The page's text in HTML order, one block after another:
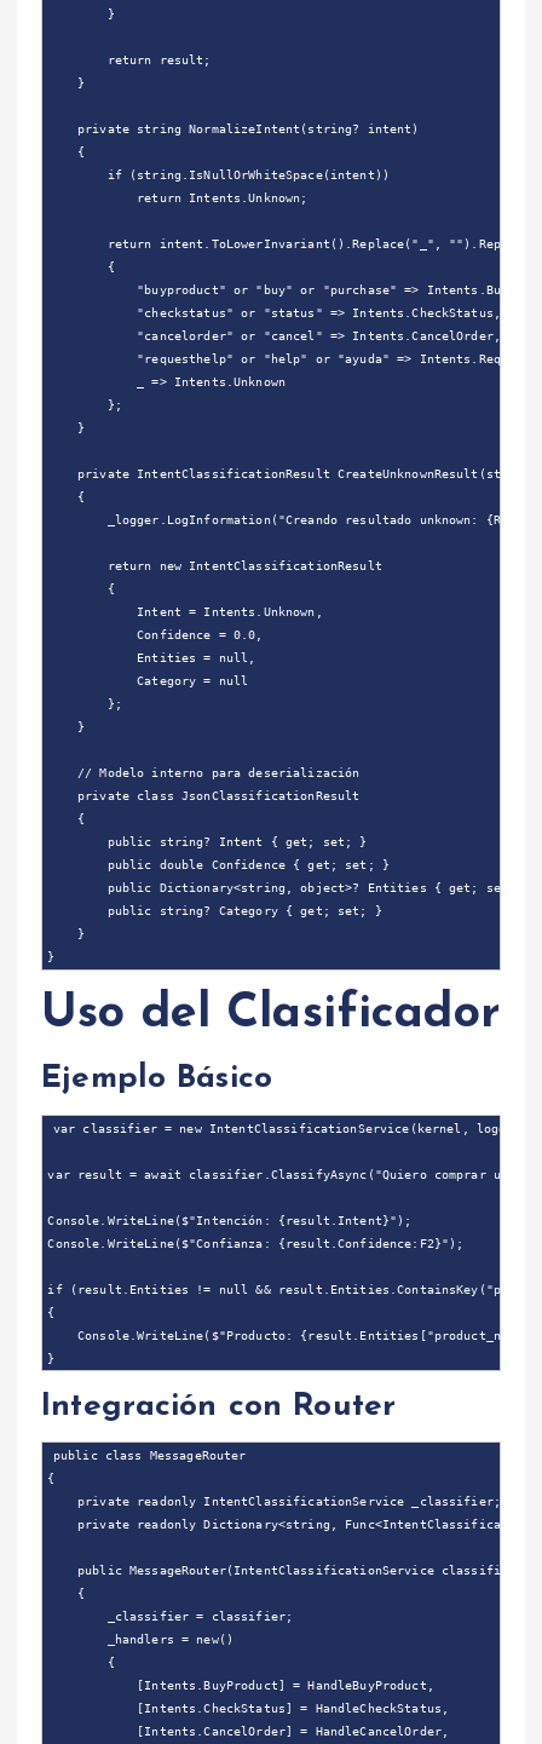
        }
        return result;
    }
    private string NormalizeIntent(string? intent)
    {
        if (string.IsNullOrWhiteSpace(intent))
            return Intents.Unknown;
return intent.ToLowerInvariant().Replace("_",
        {
"buyproduct" or "buy" or "purchase" =>
            "checkstatus" or "status" => Intents.CheckStatus,
            "cancelorder" or "cancel" => Intents.CancelOrder,
"requesthelp" or "help" or "ayuda" =>
            _ => Intents.Unknown
        };
    }
private IntentClassificationResult CreateUnknownResult(string
    {
_logger.LogInformation("Creando resultado unknown:
        return new IntentClassificationResult
        {
            Intent = Intents.Unknown,
            Confidence = 0.0,
            Entities = null,
            Category = null
        };
    }
    // Modelo interno para deserialización
    private class JsonClassificationResult
    {
        public string? Intent { get; set; }
        public double Confidence { get; set; }
        public Dictionary<string, object>? Entities { get; set; }
        public string? Category { get; set; }
    }
Uso del Clasificador
Ejemplo Básico
var classifier = new IntentClassificationService(kernel, logger);
var result = await classifier.ClassifyAsync("Quiero comprar un
Console.WriteLine($"Intención: {result.Intent}");
Console.WriteLine($"Confianza: {result.Confidence:F2}");
if (result.Entities != null &&
{
Console.WriteLine($"Producto:
Integración con Router
public class MessageRouter
{
    private readonly IntentClassificationService _classifier;
private readonly Dictionary<string,
    public MessageRouter(IntentClassificationService classifier)
    {
        _classifier = classifier;
        _handlers = new()
        {
            [Intents.BuyProduct] = HandleBuyProduct,
            [Intents.CheckStatus] = HandleCheckStatus,
            [Intents.CancelOrder] = HandleCancelOrder,